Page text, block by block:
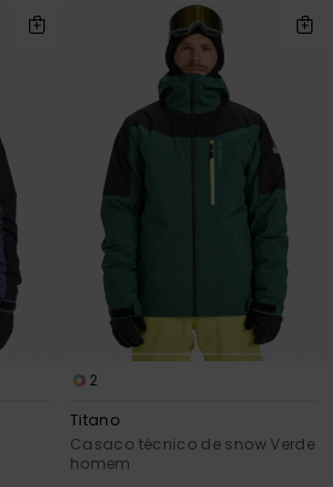
2
Titano
Casaco técnico de snow Verde
homem